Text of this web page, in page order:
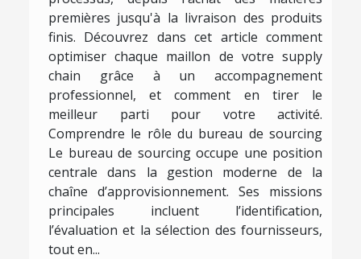
premières jusqu'à la livraison des produits
finis. Découvrez dans cet article comment
optimiser chaque maillon de votre supply
chain grâce à un accompagnement
professionnel, et comment en tirer le
meilleur parti pour votre activité.
Comprendre le rôle du bureau de sourcing
Le bureau de sourcing occupe une position
centrale dans la gestion moderne de la
chaîne d’approvisionnement. Ses missions
principales incluent l’identification,
l’évaluation et la sélection des fournisseurs,
tout en...